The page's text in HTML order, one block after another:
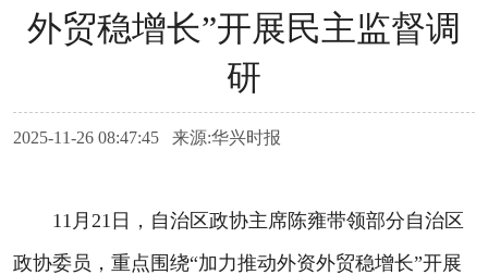
外贸稳增长”开展民主监督调
研
2025-11-26 08:47:45 来源:华兴时报
11月21日，自治区政协主席陈雍带领部分自治区
政协委员，重点围绕“加力推动外资外贸稳增长”开展